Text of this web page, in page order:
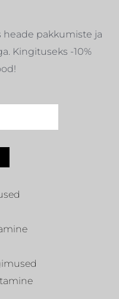
heade pakkumiste ja
Kingituseks -10%